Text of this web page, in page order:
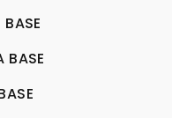
BASE
BASE